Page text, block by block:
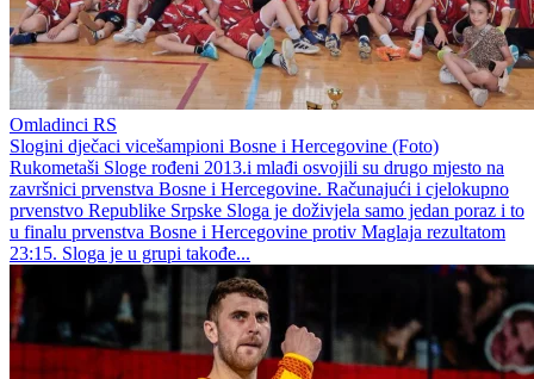
Omladinci RS
Slogini dječaci vicešampioni Bosne i Hercegovine (Foto)
Rukometaši Sloge rođeni 2013.i mlađi osvojili su drugo mjesto na
završnici prvenstva Bosne i Hercegovine. Računajući i cjelokupno
prvenstvo Republike Srpske Sloga je doživjela samo jedan poraz i to
u finalu prvenstva Bosne i Hercegovine protiv Maglaja rezultatom
23:15. Sloga je u grupi takođe...